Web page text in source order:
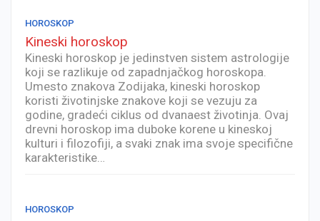
HOROSKOP
Kineski horoskop
Kineski horoskop je jedinstven sistem astrologije
koji se razlikuje od zapadnjačkog horoskopa.
Umesto znakova Zodijaka, kineski horoskop
koristi životinjske znakove koji se vezuju za
godine, gradeći ciklus od dvanaest životinja. Ovaj
drevni horoskop ima duboke korene u kineskoj
kulturi i filozofiji, a svaki znak ima svoje specifične
karakteristike…
HOROSKOP